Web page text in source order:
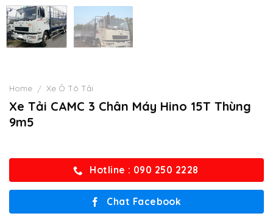
Home / Xe Ô Tô Tải
Xe Tải CAMC 3 Chân Máy Hino 15T Thùng
9m5
Hotline : 090 250 2228
Chat Facebook